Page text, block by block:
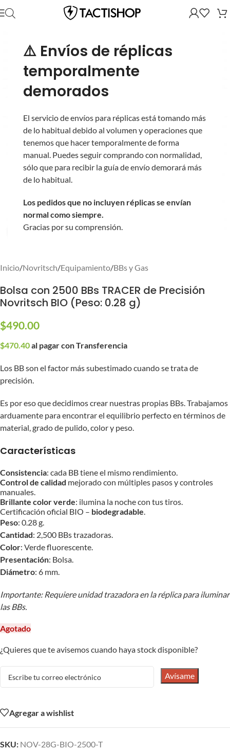
⚠️ Envíos de réplicas
temporalmente
demorados
El servicio de envíos para réplicas está tomando más
de lo habitual debido al volumen y operaciones que
tenemos que hacer temporalmente de forma
manual. Puedes seguir comprando con normalidad,
sólo que para recibir la guía de envío demorará más
de lo habitual.
Los pedidos que no incluyen réplicas se envían
normal como siempre.
Gracias por su comprensión.
Ver video
Inicio/Novritsch/Equipamiento/BBs y Gas
Bolsa con 2500 BBs TRACER de Precisión
Novritsch BIO (Peso: 0.28 g)
$490.00
$470.40al pagar con Transferencia
Los BB son el factor más subestimado cuando se trata de
precisión.
Es por eso que decidimos crear nuestras propias BBs. Trabajamos
arduamente para encontrar el equilibrio perfecto en términos de
material, grado de pulido, color y peso.
Características
Consistencia: cada BB tiene el mismo rendimiento.
Control de calidad mejorado con múltiples pasos y controles
manuales.
Brillante color verde: ilumina la noche con tus tiros.
Certificación oficial BIO – biodegradable.
Peso: 0.28 g.
Cantidad: 2,500 BBs trazadoras.
Color: Verde fluorescente.
Presentación: Bolsa.
Diámetro: 6 mm.
Importante: Requiere unidad trazadora en la réplica para iluminar
las BBs.
Agotado
¿Quieres que te avisemos cuando haya stock disponible?
Avísame
Agregar a wishlist
SKU: NOV-28G-BIO-2500-T